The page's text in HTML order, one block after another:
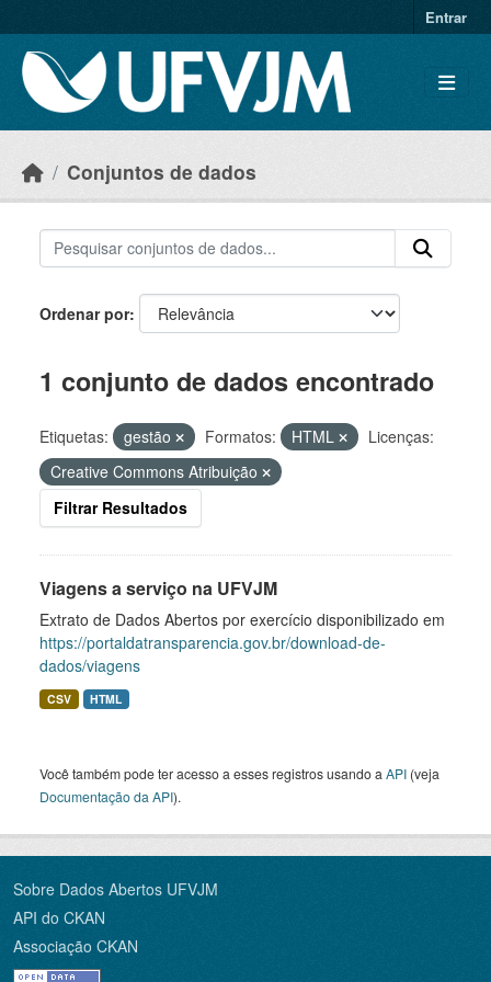
Entrar
Conjuntos de dados
Ordenar por
1 conjunto de dados encontrado
Etiquetas: gestão Formatos: HTML
Licenças:
Creative Commons Atribuição
Filtrar Resultados
Viagens a serviço na UFVJM
Extrato de Dados Abertos por exercício disponibilizado em
https://portaldatransparencia.gov.br/download-de-
dados/viagens
CSV HTML
Você também pode ter acesso a esses registros usando a API (veja
Documentação da API).
Sobre Dados Abertos UFVJM
API do CKAN
Associação CKAN